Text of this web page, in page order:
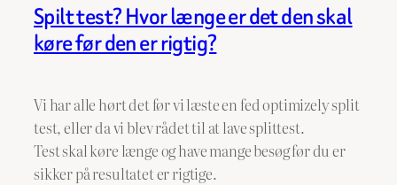
Spilt test? Hvor længe er det den skal
køre før den er rigtig?
Vi har alle hørt det før vi læste en fed optimizely split
test, eller da vi blev rådet til at lave splittest.
Test skal køre længe og have mange besøg før du er
sikker på resultatet er rigtige.